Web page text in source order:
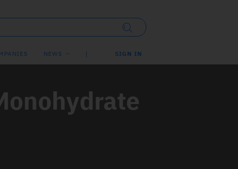
NEWS SIGN IN